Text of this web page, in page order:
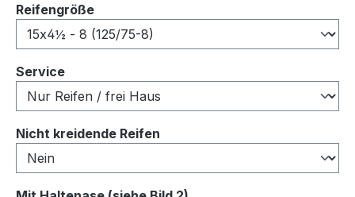
Reifengrößeauswählen
Serviceauswählen
Nicht kreidende Reifen